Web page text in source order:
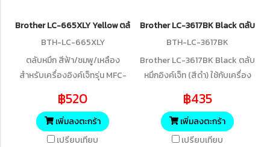
Brother LC-665XLY Yellow ตลับหมึกอิงค์เจ็ท (สีเหลือง) ของแท้ รับประ
BTH-LC-665XLY
ตลับหมึก สีฟ้า/ชมพู/เหลือง
สำหรับเครื่องอิงค์เจ็ทรุ่น MFC-
J2320, MFC-J2720 (1,200 แผ่น
ISO24711)
฿520
เพิ่มลงตะกร้า
เปรียบเทียบ
Brother LC-3617BK Black ตลับหมึ
BTH-LC-3617BK
Brother LC-3617BK Black ตลับ
หมึกอิงค์เจ็ท (สีดำ) ใช้กับเครื่อง
ปริ้นเตอร์ เลเซอร์
ยี่ห้อ รุ่น Brother รุ่น MFC-
J2330DW , MFC-J2730DW ,
MFC-J3530DW , MFC-
฿435
เพิ่มลงตะกร้า
เปรียบเทียบ